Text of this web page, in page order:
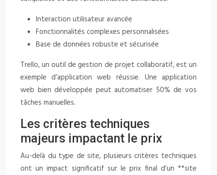
Interaction utilisateur avancée
Fonctionnalités complexes personnalisées
Base de données robuste et sécurisée
Trello, un outil de gestion de projet collaboratif, est un
exemple d’application web réussie. Une application
web bien développée peut automatiser 50% de vos
tâches manuelles.
Les critères techniques
majeurs impactant le prix
Au-delà du type de site, plusieurs critères techniques
ont un impact significatif sur le prix final d’un **site